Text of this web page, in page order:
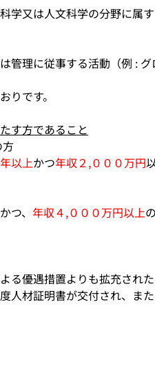
学又は人文科学の分野に属
理に従事する活動（例 :
です。
す方であること
方
以上かつ年収２,０００万円
かつ、 年収４,０００万円以上
優遇措置よりも拡充され
材証明書が交付され、ま